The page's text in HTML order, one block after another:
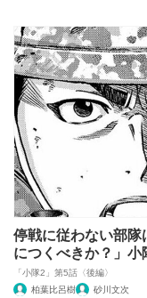
停戦に従わない部
につくべきか？」小
「小隊2」第5話〈後編〉
柏葉比呂樹
砂川文次